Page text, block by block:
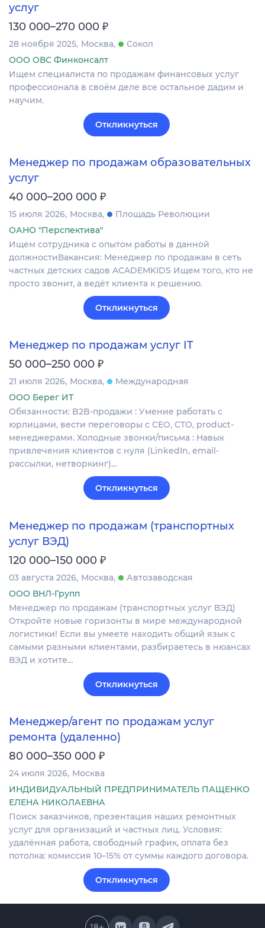
услуг
130 000–270 000 ₽
28 ноября 2025 Москва
Сокол
ООО ОВС Финконсалт
Ищем специалиста по продажам финансовых услуг
профессионала в своём деле все остальное дадим и
научим.
Откликнуться
Менеджер по продажам образовательных
услуг
40 000–200 000 ₽
15 июля 2026 Москва
Площадь Революции
ОАНО "Перспектива"
Ищем сотрудника с опытом работы в данной
должностиВакансия: Менеджер по продажам в сеть
частных детских садов ACADEMKIDS Ищем того, кто не
просто звонит, а ведёт клиента к решению.
Откликнуться
Менеджер по продажам услуг IT
50 000–250 000 ₽
21 июля 2026 Москва
Международная
ООО Берег ИТ
Обязанности: B2B-продажи : Умение работать с
юрлицами, вести переговоры с CEO, CTO, product-
менеджерами. Холодные звонки/письма : Навык
привлечения клиентов с нуля (LinkedIn, email-
рассылки, нетворкинг)…
Откликнуться
Менеджер по продажам (транспортных
услуг ВЭД)
120 000–150 000 ₽
03 августа 2026 Москва
Автозаводская
ООО ВНЛ-Групп
Менеджер по продажам (транспортных услуг ВЭД)
Откройте новые горизонты в мире международной
логистики! Если вы умеете находить общий язык с
самыми разными клиентами, разбираетесь в нюансах
ВЭД и хотите…
Откликнуться
Менеджер/агент по продажам услуг
ремонта (удаленно)
80 000–350 000 ₽
24 июля 2026 Москва
ИНДИВИДУАЛЬНЫЙ ПРЕДПРИНИМАТЕЛЬ ПАЩЕНКО
ЕЛЕНА НИКОЛАЕВНА
Поиск заказчиков, презентация наших ремонтных
услуг для организаций и частных лиц. Условия:
удалённая работа, свободный график, оплата без
потолка: комиссия 10–15% от суммы каждого договора.
Откликнуться